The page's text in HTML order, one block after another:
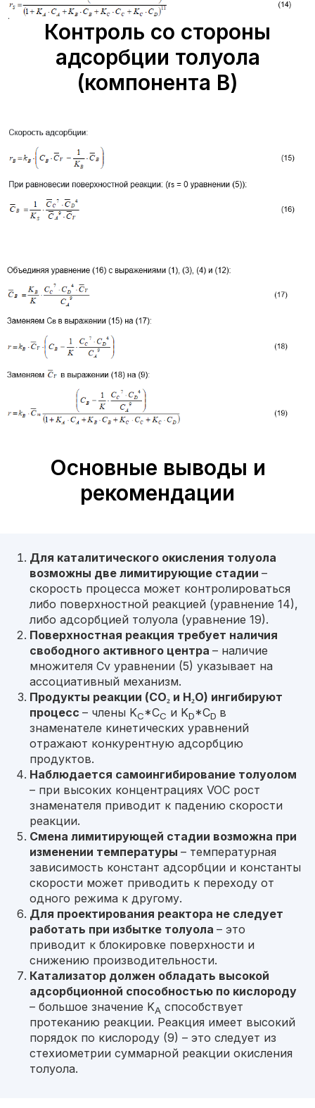
Контроль со стороны
адсорбции толуола
(компонента B)
Основные выводы и
рекомендации
Для каталитического окисления толуола
возможны две лимитирующие стадии –
скорость процесса может контролироваться
либо поверхностной реакцией (уравнение 14),
либо адсорбцией толуола (уравнение 19).
Поверхностная реакция требует наличия
свободного активного центра – наличие
множителя Сv уравнении (5) указывает на
ассоциативный механизм.
Продукты реакции (CO₂ и H₂O) ингибируют
процесс – члены KC*CC и KD*CD в
знаменателе кинетических уравнений
отражают конкурентную адсорбцию
продуктов.
Наблюдается самоингибирование толуолом
– при высоких концентрациях VOC рост
знаменателя приводит к падению скорости
реакции.
Смена лимитирующей стадии возможна при
изменении температуры – температурная
зависимость констант адсорбции и константы
скорости может приводить к переходу от
одного режима к другому.
Для проектирования реактора не следует
работать при избытке толуола – это
приводит к блокировке поверхности и
снижению производительности.
Катализатор должен обладать высокой
адсорбционной способностью по кислороду
– большое значение KA способствует
протеканию реакции. Реакция имеет высокий
порядок по кислороду (9) – это следует из
стехиометрии суммарной реакции окисления
толуола.